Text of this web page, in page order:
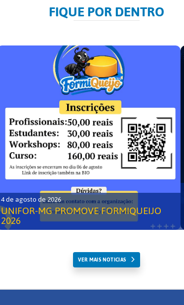
FIQUE POR DENTRO
4 de agosto de 2026
UNIFOR-MG PROMOVE FORMIQUEIJO
2026
VER MAIS NOTICIAS